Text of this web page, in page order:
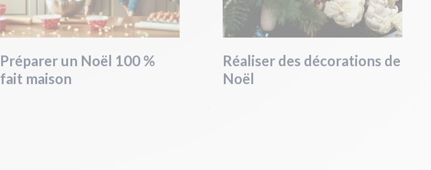
Préparer un Noël 100 %
fait maison
Réaliser des décorations de
Noël